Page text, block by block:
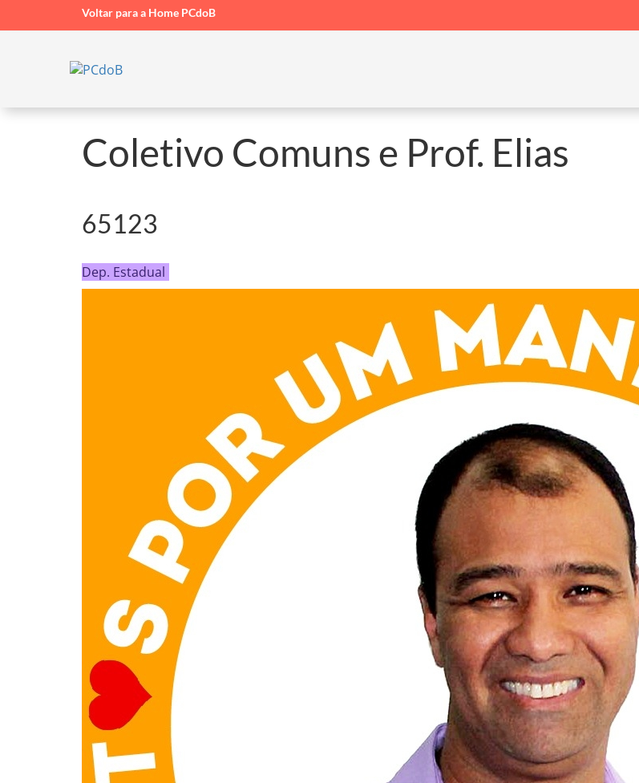
Voltar para a Home PCdoB
Coletivo Comuns e Prof. Elias
65123
Dep. Estadual